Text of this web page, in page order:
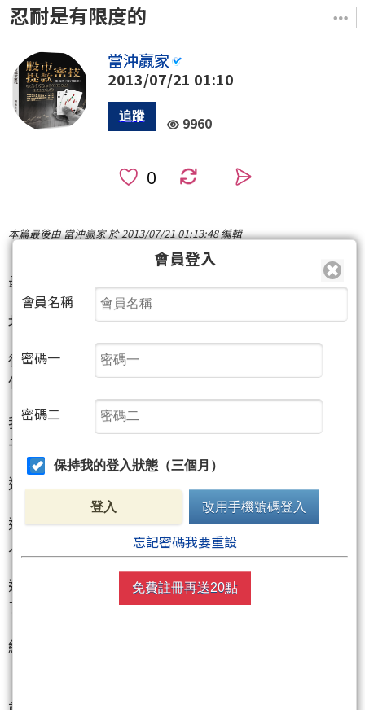
忍耐是有限度的
當沖贏家
2013/07/21 01:10
9960
本篇最後由 當沖贏家 於 2013/07/21 01:13:48 編輯
最近很多人都在問我,"我是散戶"和我有什麼過節呢?
坦白講,我真的不知道.
從過去他就一直針對性的詆毀我,雖然很明顯的在指我,
但又很技巧性的不指名道姓.
我覺得我的個性真的很不適合在網路上,因為我太愛面
子了!
這個缺點一直改不了.
過去為了網路上一些質疑我的人,在網路上我不斷地與
人爭論與證明.
過去在168爭論過..在mobile01也是....聚財網更不用說
了.
結果就是搞得自己很累.這也是我想隱退的一大原因.
會員登入
會員名稱
密碼一
密碼二
保持我的登入狀態（三個月）
登入 改用手機號碼登入
忘記密碼我要重設
免費註冊再送20點